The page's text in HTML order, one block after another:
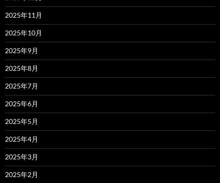
2025年11月
2025年10月
2025年9月
2025年8月
2025年7月
2025年6月
2025年5月
2025年4月
2025年3月
2025年2月